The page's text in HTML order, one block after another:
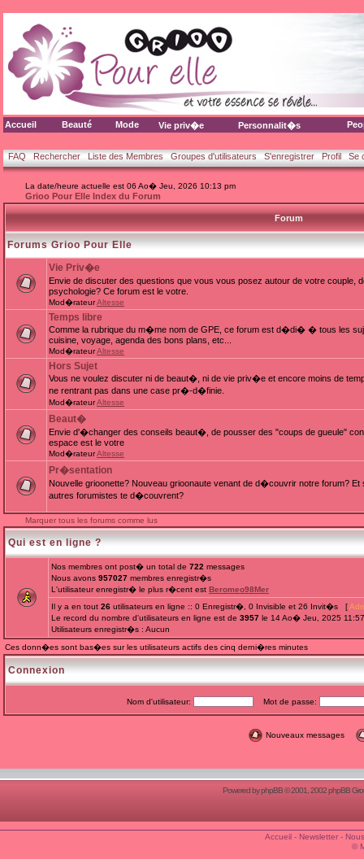
Accueil Beauté Mode Vie priv�e Personnalit�s
FAQ Rechercher Liste des Membres Groupes d'utilisateurs S'enregistrer Profil Se
La date/heure actuelle est 06 Ao� Jeu, 2026 10:13 pm
Grioo Pour Elle Index du Forum
Forum
Forums Grioo Pour Elle
Vie Priv�e
Envie de discuter des questions que vous vous posez autour de votre
psychologie? Ce forum est le votre.
Mod�rateurAltesse
Temps libre
Comme la rubrique du m�me nom de GPE, ce forum est d�di� � tous les
cuisine, voyage, agenda des bons plans, etc...
Mod�rateurAltesse
Hors Sujet
Vous ne voulez discuter ni de beaut�, ni de vie priv�e et encore moins de
ne rentrant pas dans une case pr�-d�finie.
Mod�rateurAltesse
Beaut�
Envie d'�changer des conseils beaut�, de pousser des "coups de gueule"
espace est le votre
Mod�rateurAltesse
Pr�sentation
Nouvelle grioonette? Nouveau grioonaute venant de d�couvrir notre forum?
autres forumistes te d�couvrent?
Marquer tous les forums comme lus
Qui est en ligne ?
Nos membres ont post� un total de 722 messages
Nous avons 957027 membres enregistr�s
L'utilisateur enregistr� le plus r�cent est Beromeo98Mer
Il y a en tout 26 utilisateurs en ligne :: 0 Enregistr�, 0 Invisible et 26 Invit�s [
Le record du nombre d'utilisateurs en ligne est de 3957 le 14 Ao� Jeu, 2025
Utilisateurs enregistr�s : Aucun
Ces donn�es sont bas�es sur les utilisateurs actifs des cinq derni�res minutes
Connexion
Nom d'utilisateur: Mot de passe:
Nouveaux messages
Powered byphpBB© 2001, 2002 phpBB
Accueil- Newsletter-
©